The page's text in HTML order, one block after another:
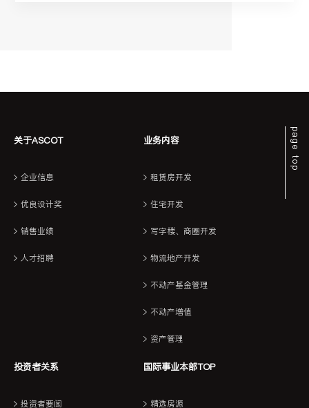
page top
关于ASCOT
企业信息
优良设计奖
销售业绩
人才招聘
业务内容
租赁房开发
住宅开发
写字楼、商圈开发
物流地产开发
不动产基金管理
不动产增值
资产管理
投资者关系
投资者要闻
国际事业本部TOP
精选房源